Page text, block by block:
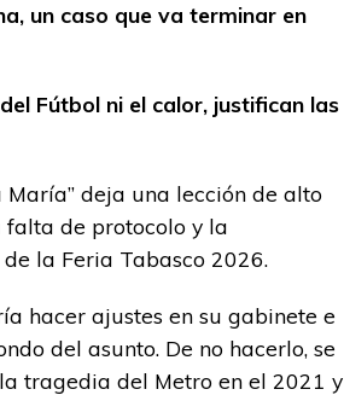
un caso que va terminar en
Fútbol ni el calor, justifican las
deja una lección de alto
de protocolo y la
la Feria Tabasco 2026.
hacer ajustes en su gabinete e
del asunto. De no hacerlo, se
tragedia del Metro en el 2021 y